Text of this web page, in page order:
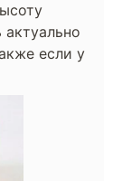
если у